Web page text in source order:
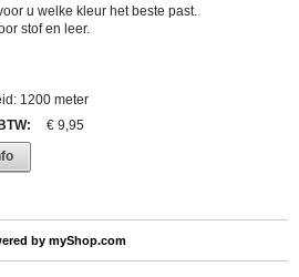
u welke kleur het beste past.
stof en leer.
1200 meter
:
€ 9,95
by myShop.com